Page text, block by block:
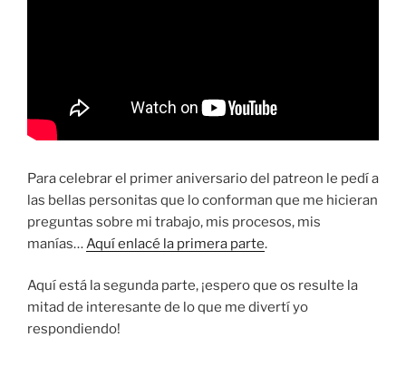
Para celebrar el primer aniversario del patreon le pedí a
las bellas personitas que lo conforman que me hicieran
preguntas sobre mi trabajo, mis procesos, mis
manías…Aquí enlacé la primera parte.
Aquí está la segunda parte, ¡espero que os resulte la
mitad de interesante de lo que me divertí yo
respondiendo!